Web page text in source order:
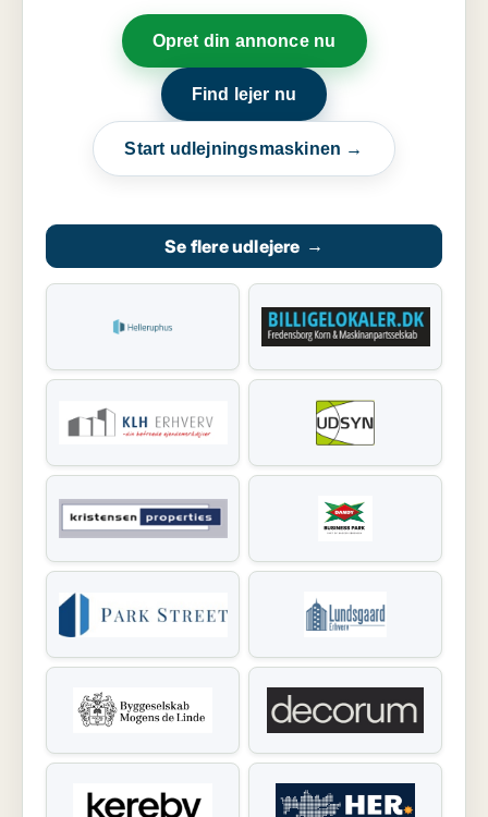
Opret din annonce nu
Find lejer nu
Start udlejningsmaskinen →
Se flere udlejere →